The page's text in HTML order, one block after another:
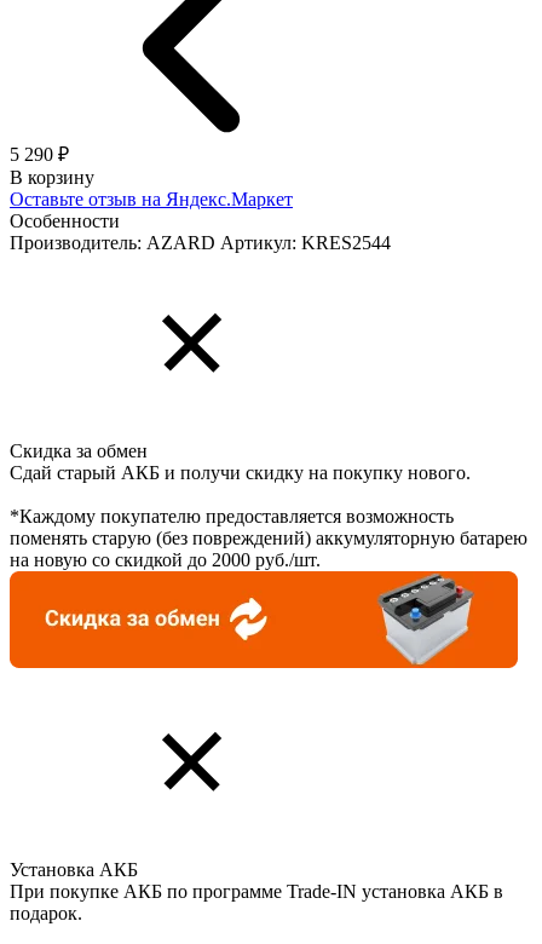
5 290 ₽
В корзину
Оставьте отзыв на Яндекс.Маркет
Особенности
Производитель: AZARD Артикул: KRES2544
Скидка за обмен
Сдай старый АКБ и получи скидку на покупку нового.
*Каждому покупателю предоставляется возможность
поменять старую (без повреждений) аккумуляторную батарею
на новую со скидкой до 2000 руб./шт.
Установка АКБ
При покупке АКБ по программе Trade-IN установка АКБ в
подарок.